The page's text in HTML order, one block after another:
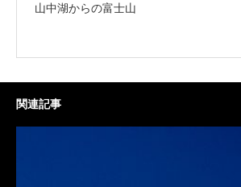
山中湖からの富士山
関連記事